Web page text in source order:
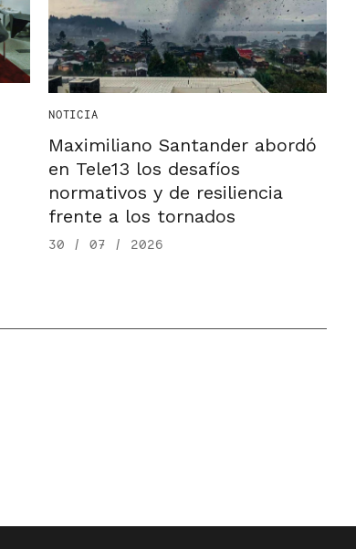
NOTICIA
Maximiliano Santander abordó
en Tele13 los desafíos
normativos y de resiliencia
frente a los tornados
30 / 07 / 2026